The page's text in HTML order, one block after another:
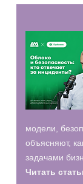
модели,
объясняют,
задачами
Читать